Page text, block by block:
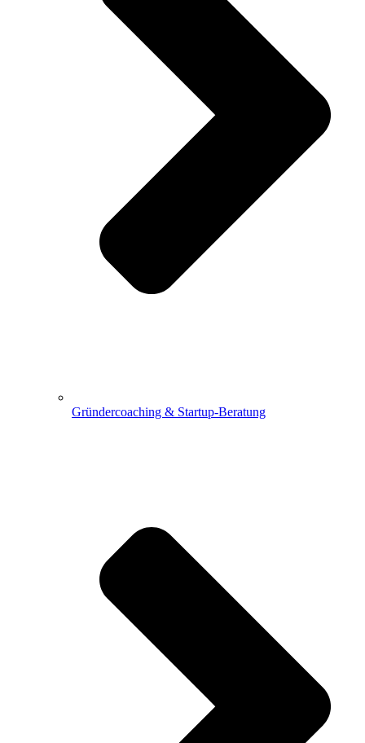
Gründercoaching & Startup-Beratung